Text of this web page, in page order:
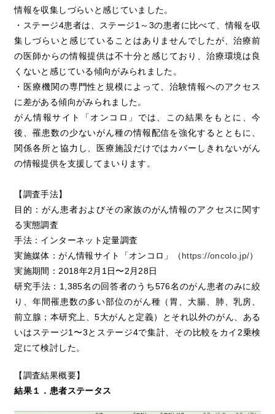
情報を収集しづらいと感じていました。
・ステージ4患者は、ステージ1～3の患者に比べて、情報を収
集しづらいと感じていることはありませんでしたが、治療前
の医師からの情報提供は不十分と感じており、治療環境は良
くないと感じている傾向がみられました。
・医療機関の専門性と規模によって、治験情報へのアクセス
に差がある傾向がみられました。
がん情報サイト「オンコロ」では、この結果をもとに、今
後、罹患数の少ないがん種の情報配信を強化するとともに、
関係各所と協力し、医療施設だけではカバーしきれないがん
の情報提供を支援してまいります。
【調査手法】
目的：がん患者およびその家族のがん情報のアクセスに関す
る実態調査
手法：インターネット定量調査
実施媒体：がん情報サイト「オンコロ」（https://oncolo.jp/）
実施期間：2018年2月1日〜2月28日
研究手法：1,385名の回答者のうち576名のがん患者のみに絞
り、年間罹患数の多い部位のがん種（胃、大腸、肺、乳房、
前立腺；本研究上、5大がんと定義）とそれ以外のがん、ある
いはステージ1〜3とステージ4で集計、その比較をカイ2乗検
定にて検討した。
【調査結果概要】
結果１．患者ステータス